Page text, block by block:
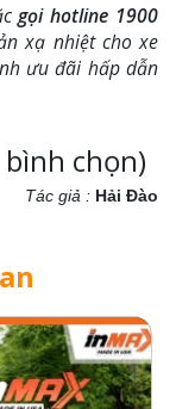
gọi hotline 1900
xạ nhiệt cho xe
ưu đãi hấp dẫn
chọn)
Tác giả : Hải Đào